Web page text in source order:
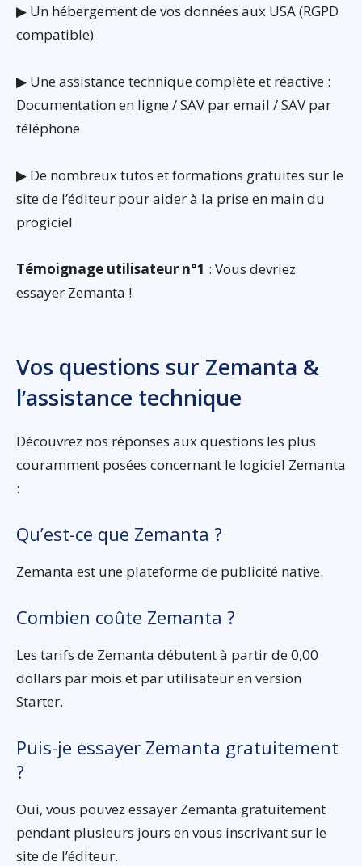
▶ Un hébergement de vos données aux USA (RGPD
compatible)
▶ Une assistance technique complète et réactive :
Documentation en ligne / SAV par email / SAV par
téléphone
▶ De nombreux tutos et formations gratuites sur le
site de l’éditeur pour aider à la prise en main du
progiciel
Témoignage utilisateur n°1 : Vous devriez
essayer Zemanta !
Vos questions sur Zemanta &
l’assistance technique
Découvrez nos réponses aux questions les plus
couramment posées concernant le logiciel Zemanta
:
Qu’est-ce que Zemanta ?
Zemanta est une plateforme de publicité native.
Combien coûte Zemanta ?
Les tarifs de Zemanta débutent à partir de 0,00
dollars par mois et par utilisateur en version
Starter.
Puis-je essayer Zemanta gratuitement
?
Oui, vous pouvez essayer Zemanta gratuitement
pendant plusieurs jours en vous inscrivant sur le
site de l’éditeur.